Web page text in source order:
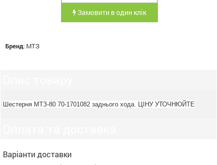
Замовити в один клік
Бренд: МТЗ
Шестерня МТЗ-80 70-1701082 заднього хода. ЦІНУ УТОЧНЮЙТЕ
Варіанти доставки